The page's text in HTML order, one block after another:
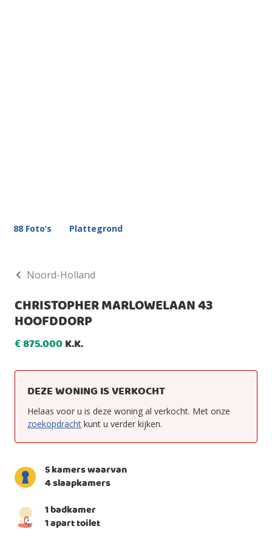
88 Foto’s Plattegrond
Noord-Holland
CHRISTOPHER MARLOWELAAN 43
HOOFDDORP
€875.000K.K.
DEZE WONING IS VERKOCHT
Helaas voor u is deze woning al verkocht. Met onze
zoekopdracht kunt u verder kijken.
5 kamers waarvan
4 slaapkamers
1 badkamer
1 apart toilet